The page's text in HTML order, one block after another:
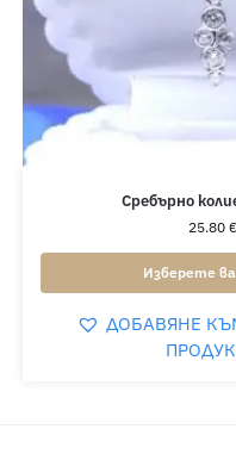
Сребърно
25.80 €
Изберете
ДОБАВЯНЕ